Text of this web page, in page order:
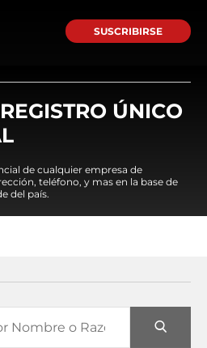
SUSCRIBIRSE
ÚNICO
de cualquier empresa de
teléfono, y mas en la base de
del país.